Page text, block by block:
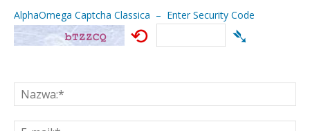
AlphaOmega Captcha Classica – Enter Security Code
⟲ ➴